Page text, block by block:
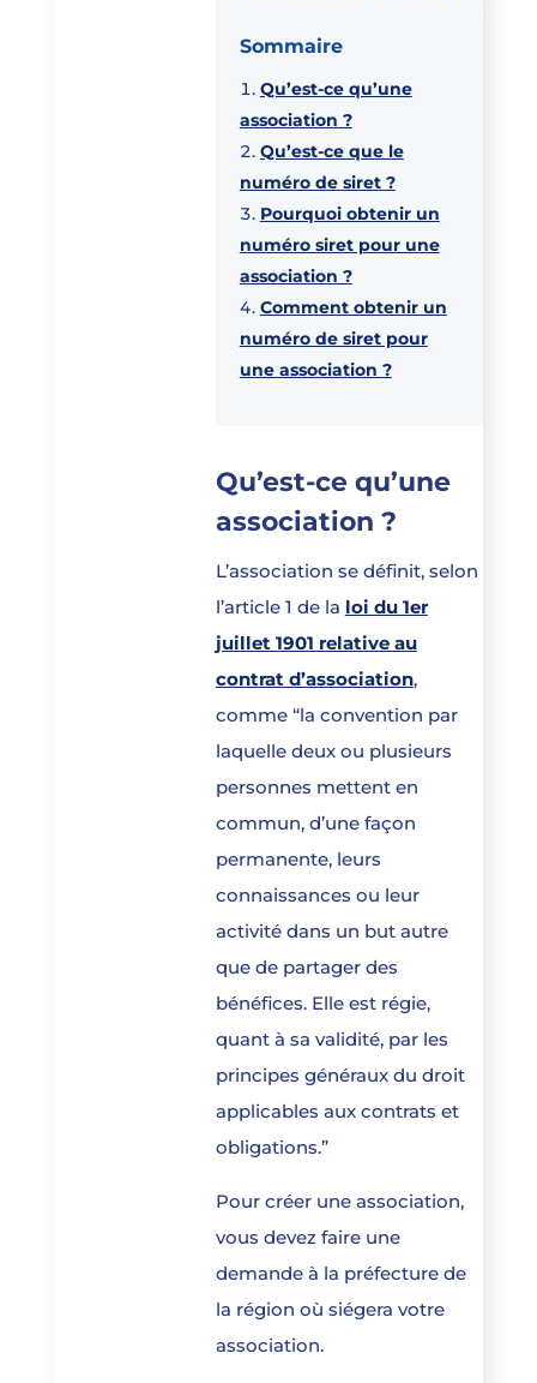
Sommaire
Qu’est-ce qu’une
association ?
Qu’est-ce que le
numéro de siret ?
Pourquoi obtenir un
numéro siret pour une
association ?
Comment obtenir un
numéro de siret pour
une association ?
Qu’est-ce qu’une
association ?
L’association se définit, selon
l’article 1 de la loi du 1er
juillet 1901 relative au
contrat d’association,
comme “la convention par
laquelle deux ou plusieurs
personnes mettent en
commun, d’une façon
permanente, leurs
connaissances ou leur
activité dans un but autre
que de partager des
bénéfices. Elle est régie,
quant à sa validité, par les
principes généraux du droit
applicables aux contrats et
obligations.”
Pour créer une association,
vous devez faire une
demande à la préfecture de
la région où siégera votre
association.